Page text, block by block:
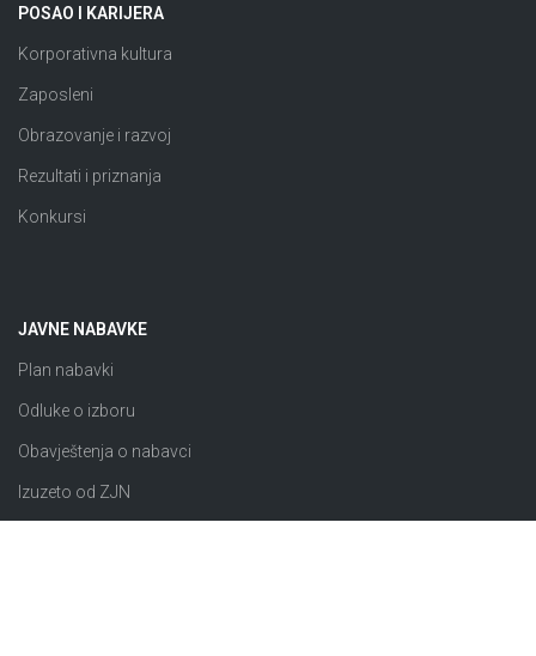
POSAO I KARIJERA
Korporativna kultura
Zaposleni
Obrazovanje i razvoj
Rezultati i priznanja
Konkursi
JAVNE NABAVKE
Plan nabavki
Odluke o izboru
Obavještenja o nabavci
Izuzeto od ZJN